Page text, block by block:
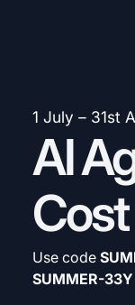
1 July – 31st
AI
Cost
Use code
SUMMER-33Y